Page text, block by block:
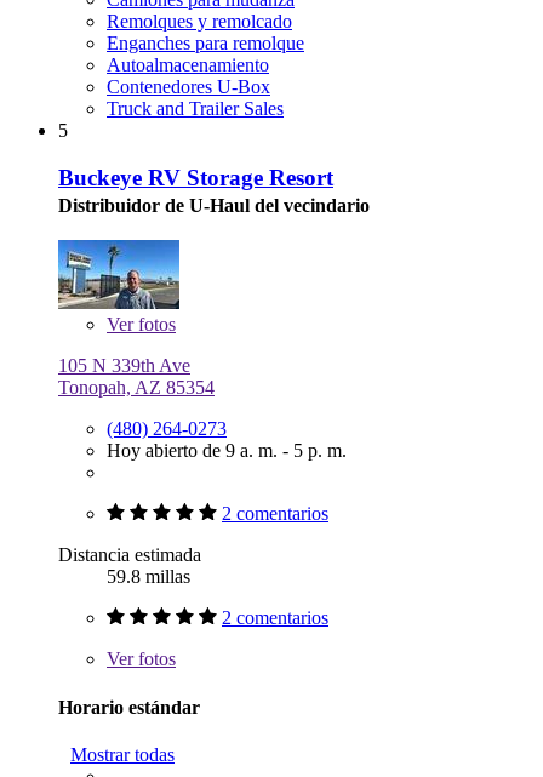
Remolques y remolcado
Enganches para remolque
Autoalmacenamiento
Contenedores U-Box
Truck and Trailer Sales
5
Buckeye RV Storage Resort
Distribuidor de U-Haul del vecindario
Verfotos
105 N 339th Ave
Tonopah, AZ 85354
(480) 264-0273
Hoy abierto de 9 a. m. - 5 p. m.
2 comentarios
Distancia estimada
59.8 millas
2 comentarios
Verfotos
Horario estándar
Mostrar todas